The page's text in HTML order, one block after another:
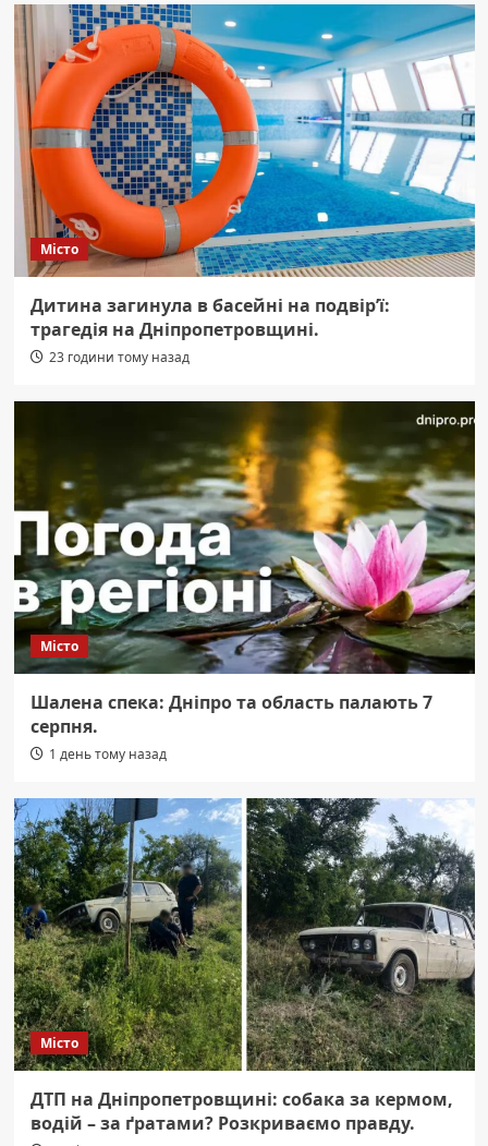
Місто
Дитина загинула в басейні на подвір’ї:
трагедія на Дніпропетровщині.
23 години тому назад
Місто
Шалена спека: Дніпро та область палають 7
серпня.
1 день тому назад
Місто
ДТП на Дніпропетровщині: собака за кермом,
водій – за ґратами? Розкриваємо правду.